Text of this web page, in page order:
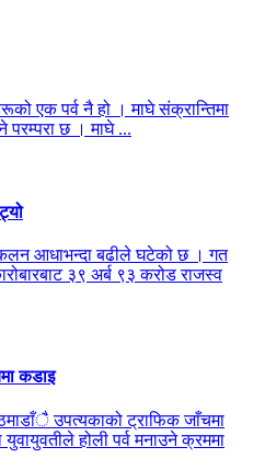
एक पर्व नै हो । माघे संक्रान्तिमा
परम्परा छ । माघे ...
आधाभन्दा बढीले घटेको छ । गत
३९ अर्ब ९३ करोड राजस्व
कडाइ
उपत्यकाको ट्राफिक जाँचमा
होली पर्व मनाउने क्रममा